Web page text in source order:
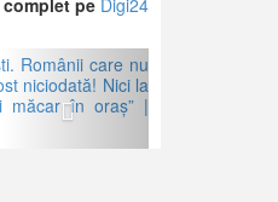
pe Digi24
Românii care nu
niciodată! Nici la
măcar în oraș” |
Next